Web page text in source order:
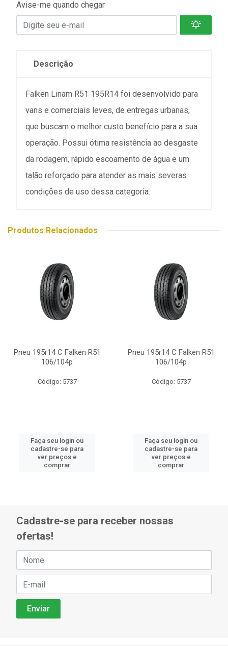
Avise-me quando chegar
Descrição
Falken Linam R51 195R14 foi desenvolvido para
vans e comerciais leves, de entregas urbanas,
que buscam o melhor custo benefício para a sua
operação. Possui ótima resistência ao desgaste
da rodagem, rápido escoamento de água e um
talão reforçado para atender as mais severas
condições de uso dessa categoria.
Produtos Relacionados
Pneu 195r14 C Falken R51
106/104p
Código: 5737
Faça seu login ou
cadastre-se para
ver preços e
comprar
Pneu 195r14 C Falken R51
106/104p
Código: 5737
Faça seu login ou
cadastre-se para
ver preços e
comprar
Cadastre-se para receber nossas
ofertas!